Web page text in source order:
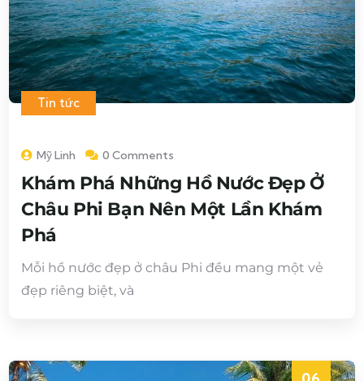
Tin tức
Mỹ Linh 0 Comments
Khám Phá Những Hồ Nước Đẹp Ở
Châu Phi Bạn Nên Một Lần Khám
Phá
Mỗi hồ nước đẹp ở châu Phi đều mang một vẻ
đẹp riêng biệt, và